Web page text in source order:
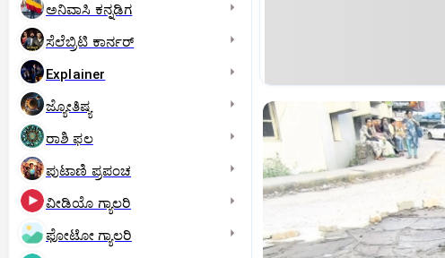
ಅನಿವಾಸಿ ಕನ್ನಡಿಗ
ಸೆಲೆಬ್ರಿಟಿ ಕಾರ್ನರ್‌
Explainer
ಜ್ಯೋತಿಷ್ಯ
ರಾಶಿ ಫಲ
ಪುಟಾಣಿ ಪ್ರಪಂಚ
ವೀಡಿಯೊ ಗ್ಯಾಲರಿ
ಫೋಟೋ ಗ್ಯಾಲರಿ